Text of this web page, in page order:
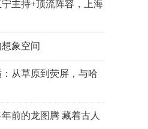
主持+顶流阵容，上海
象空间
：从草原到荧屏，与哈
前的龙图腾 藏着古人